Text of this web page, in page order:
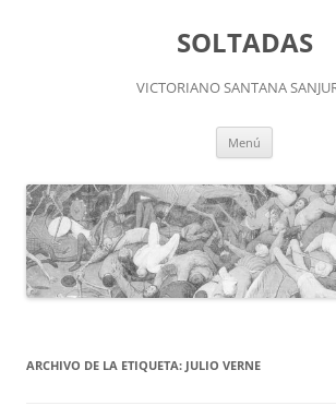
SOLTADAS
VICTORIANO SANTANA
Menú
ARCHIVO DE LA ETIQUETA: JULIO VERNE